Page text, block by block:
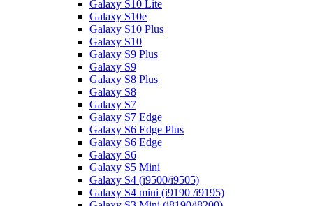
Galaxy S10 Lite
Galaxy S10e
Galaxy S10 Plus
Galaxy S10
Galaxy S9 Plus
Galaxy S9
Galaxy S8 Plus
Galaxy S8
Galaxy S7
Galaxy S7 Edge
Galaxy S6 Edge Plus
Galaxy S6 Edge
Galaxy S6
Galaxy S5 Mini
Galaxy S4 (i9500/i9505)
Galaxy S4 mini (i9190 /i9195)